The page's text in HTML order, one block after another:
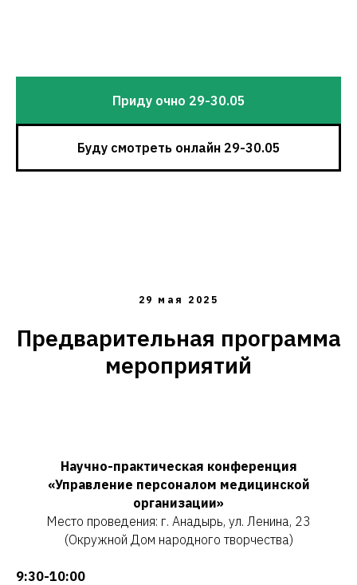
Приду очно 29-30.05
Буду смотреть онлайн 29-30.05
29 мая 2025
Предварительная программа
мероприятий
Научно-практическая конференция
«Управление персоналом медицинской
организации»
Место проведения: г. Анадырь, ул. Ленина, 23
(Окружной Дом народного творчества)
9:30-10:00